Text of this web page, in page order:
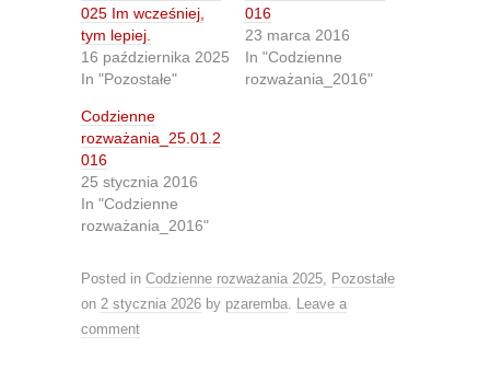
o
n
T
w
i
t
e
r
(
e
n
s
i
e
w
w
i
n
d
o
a
c
o
k
O
p
e
n
s
n
e
w
w
025 Im wcześniej,
tym lepiej.
16 października 2025
In "Pozostałe"
016
23 marca 2016
In "Codzienne
rozważania_2016"
Codzienne
rozważania_25.01.2
016
25 stycznia 2016
In "Codzienne
rozważania_2016"
Posted in Codzienne rozważania 2025, Pozostałe
on 2 stycznia 2026 by pzaremba. Leave a
comment